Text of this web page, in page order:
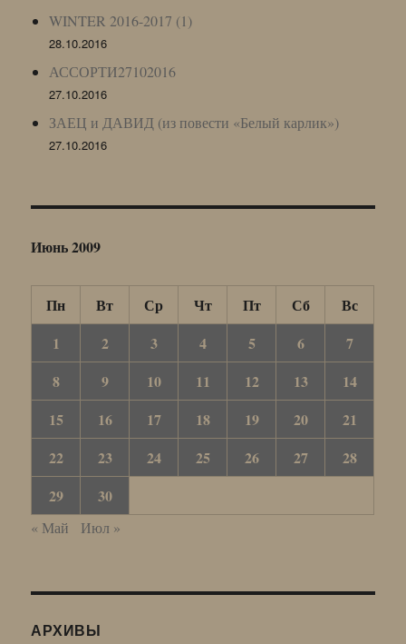
WINTER 2016-2017 (1)
28.10.2016
АССОРТИ27102016
27.10.2016
ЗАЕЦ и ДАВИД (из повести «Белый карлик»)
27.10.2016
Июнь 2009
Пн Вт Ср Чт Пт Сб
Вс
1
2 3 4 5 6
7
8
9 10 11 12 13
14
15
16 17 18 19 20
21
22
23 24 25 26 27
28
29
30
« Май Июл »
АРХИВЫ